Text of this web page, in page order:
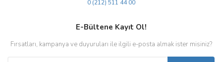
0 (212) 511 44 00
E-Bültene Kayıt Ol!
Fırsatları, kampanya ve duyuruları ile ilgili e-posta almak ister misiniz?